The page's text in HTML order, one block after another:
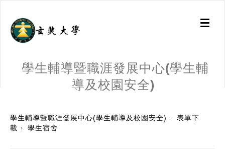
Toggle
學生輔導暨職涯發展中心(學生輔
導及校園安全)
學生輔導暨職涯發展中心(學生輔導及校園安全)
表單下
載
學生宿舍